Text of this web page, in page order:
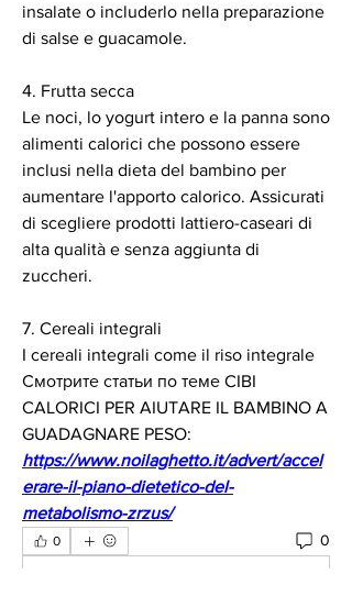
insalate o includerlo nella preparazione
di salse e guacamole.
4. Frutta secca
Le noci, lo yogurt intero e la panna sono
alimenti calorici che possono essere
inclusi nella dieta del bambino per
aumentare l'apporto calorico. Assicurati
di scegliere prodotti lattiero-caseari di
alta qualità e senza aggiunta di
zuccheri.
7. Cereali integrali
I cereali integrali come il riso integrale
Смотрите статьи по теме CIBI
CALORICI PER AIUTARE IL BAMBINO A
GUADAGNARE PESO:
https://www.noilaghetto.it/advert/accel
erare-il-piano-dietetico-del-
metabolismo-zrzus/
0 0